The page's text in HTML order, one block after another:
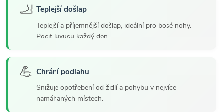
🦶 Teplejší došlap
Teplejší a příjemnější došlap, ideální pro bosé nohy.
Pocit luxusu každý den.
💪 Chrání podlahu
Snižuje opotřebení od židlí a pohybu v nejvíce
namáhaných místech.